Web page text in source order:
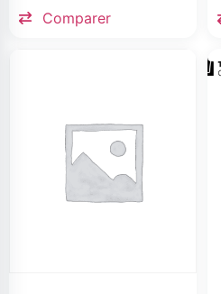
Comparer